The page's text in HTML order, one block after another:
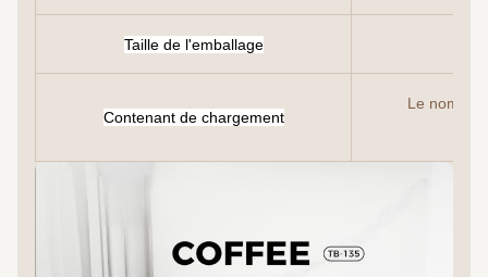
Taille de l'emballage
Contenant de chargement
Le nombre